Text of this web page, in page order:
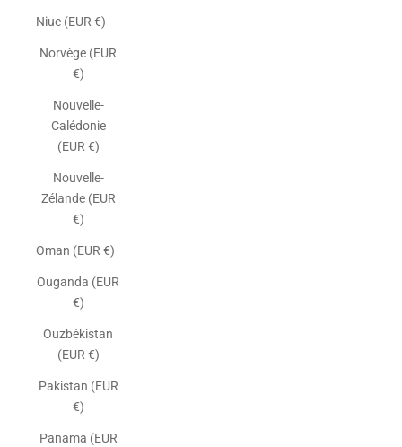
Niue (EUR €)
Norvège (EUR
€)
Nouvelle-
Calédonie
(EUR €)
Nouvelle-
Zélande (EUR
€)
Oman (EUR €)
Ouganda (EUR
€)
Ouzbékistan
(EUR €)
Pakistan (EUR
€)
Panama (EUR